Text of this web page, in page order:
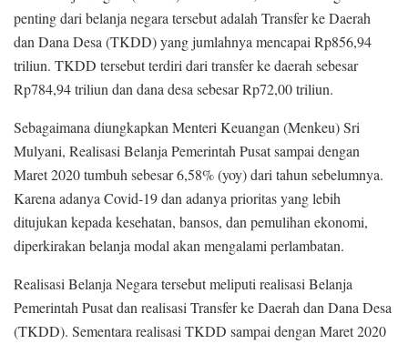
penting dari belanja negara tersebut adalah Transfer ke Daerah
dan Dana Desa (TKDD) yang jumlahnya mencapai Rp856,94
triliun. TKDD tersebut terdiri dari transfer ke daerah sebesar
Rp784,94 triliun dan dana desa sebesar Rp72,00 triliun.
Sebagaimana diungkapkan Menteri Keuangan (Menkeu) Sri
Mulyani, Realisasi Belanja Pemerintah Pusat sampai dengan
Maret 2020 tumbuh sebesar 6,58% (yoy) dari tahun sebelumnya.
Karena adanya Covid-19 dan adanya prioritas yang lebih
ditujukan kepada kesehatan, bansos, dan pemulihan ekonomi,
diperkirakan belanja modal akan mengalami perlambatan.
Realisasi Belanja Negara tersebut meliputi realisasi Belanja
Pemerintah Pusat dan realisasi Transfer ke Daerah dan Dana Desa
(TKDD). Sementara realisasi TKDD sampai dengan Maret 2020